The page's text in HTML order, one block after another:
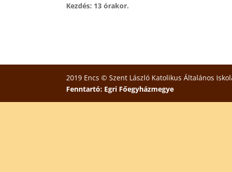
Kezdés: 13 órakor.
2019 Encs © Szent László Katolikus Általános
Fenntartó: Egri Főegyházmegye